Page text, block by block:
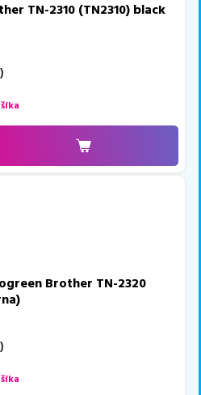
TN-2310 (TN2310) black
)
Brother TN-2320
)